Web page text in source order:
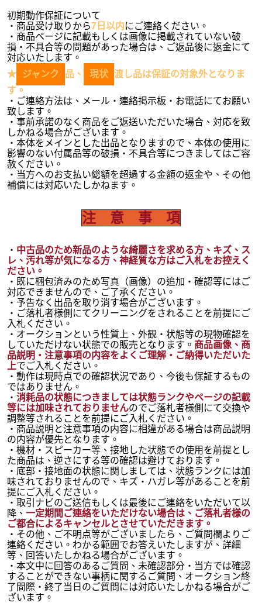
初期動作保証について
・商品受け取りから7日以内にご連絡ください。
・商品ページに記載もしくは画像に掲載されていない破
損・不具合等の問題があった場合は、ご返品後に返金にて
対応いたします。
★
ジャンク 品、 現状
渡し品は保証の対象外となりま
す。
・ご連絡方法は、メール・連絡掲示板・お電話にてお願い
致します。
・事前承諾のなく商品をご返送いただいた場合、対応を致
しかねる場合がございます。
・本体をメインとした出品となりますので、本体の使用に
影響のない付属品等の破損・不具合等につきましてはご容
赦ください。
・当方へのお支払い総額を超過する金額の返金や、その他
補償には対応いたしかねます。
注 意 事 項
・ 中古品のため新品のような綺麗さを求める方、キズ、ス
レ、汚れ等が気になる方、神経質な方はご入札をお控えく
ださい。
・既に梱包済みのため写真（画像）の追加・確認等にはご
対応できませんので、ご了承ください。
・予告なく出品を取り消す場合がございます。
・ご落札者様側にてクリーニングをされることを前提にご
入札ください。
・オークションという性質上、外観・状態等の現物確認を
していただけない状態での販売となります。 商品画像、商
品説明・注意事項の内容をよくご理解・ご納得いただいた
上でご入札ください。
・動作は現時点での確認状況であり、今後も保証するもの
ではありません。
・ 消耗品の状態につきましては状態ランクやページの記載
等には加味されておりませんのでご落札者様側にて交換や
調整等されることを前提にご入札ください。
・商品説明と注意事項の内容に相違がある場合は商品説明
の内容が優先となります。
・機材・スピーカー等、接地した状態での使用を前提とし
た商品は、逆さにする等の確認は避けております。
・底部・接地面の状態に関しましては、状態ランクには加
味されておりませんので、キズ・ハガレ等があることを前
提にご入札ください。
・取引ナビのご送信もしくは最後にご連絡をいただいて以
降、 一定期間ご連絡をいただけない場合は、ご落札者様の
ご都合によるキャンセルとさせていただきます。
・その他、ご不明点等がございましたら、ご質問欄よりご
連絡ください。わかる範囲でお答えいたしますが、詳細
等、回答いたしかねる場合がございます。
・本文中に回答のあるご質問、未確認部分・当方では確認
することができない事柄に関するご質問、オークション終
了間際・終了当日のご質問には対応いたしかねる場合がご
ざいます。